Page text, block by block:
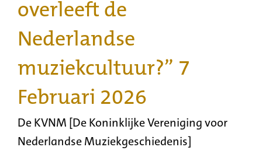
overleeft de
Nederlandse
muziekcultuur?” 7
Februari 2026
De KVNM [De Koninklijke Vereniging voor
Nederlandse Muziekgeschiedenis]